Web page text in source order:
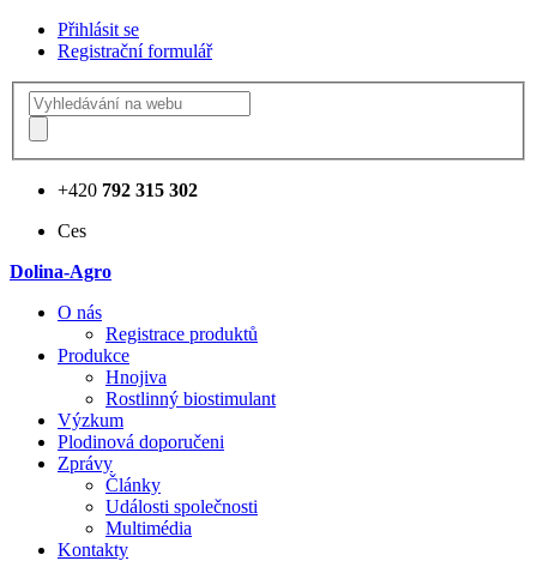
Přihlásit se
Registrační formulář
+420 792 315 302
Ces
Dolina-Agro
О nás
Registrace produktů
Produkce
Hnojiva
Rostlinný biostimulant
Výzkum
Plodinová doporučeni
Zprávy
Články
Události společnosti
Multimédia
Kontakty